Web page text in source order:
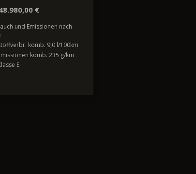
€
und Emissionen nach
komb. 9,0 l/100km
komb. 235 g/km
E